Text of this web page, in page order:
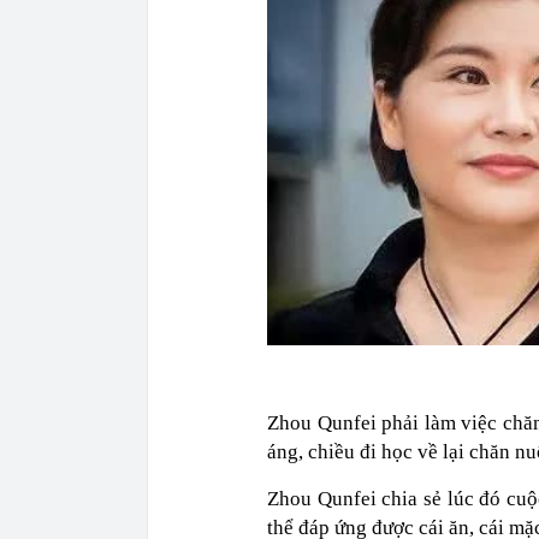
Zhou Qunfei phải làm việc
áng, chiều đi học về lại chăn
Zhou Qunfei chia sẻ lúc đó
thể đáp ứng được cái ăn, cái